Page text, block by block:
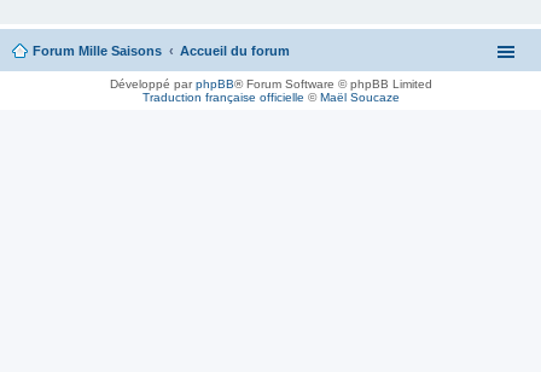
Forum Mille Saisons Accueil du forum
Développé parphpBB® Forum Software © phpBB Limited
Traduction française officielle ©Maël Soucaze